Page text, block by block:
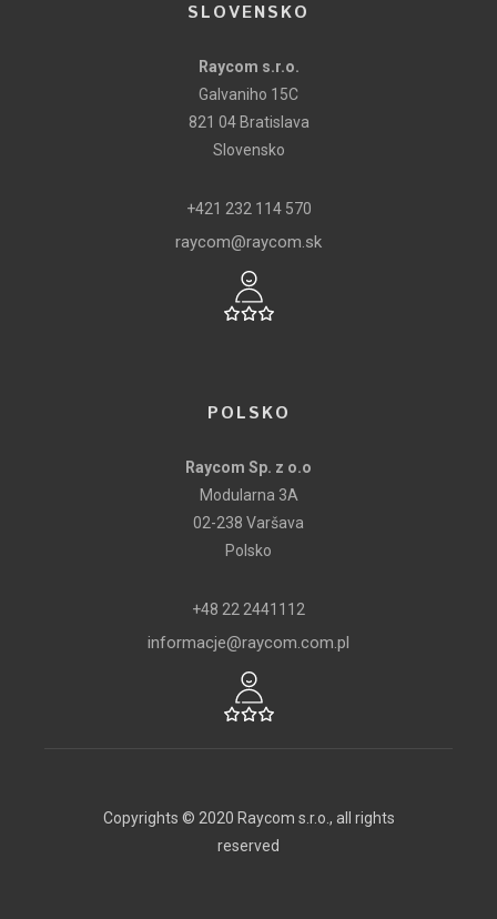
SLOVENSKO
Raycom s.r.o.
Galvaniho 15C
821 04 Bratislava
Slovensko
+421 232 114 570
raycom@raycom.sk
POLSKO
Raycom Sp. z o.o
Modularna 3A
02-238 Varšava
Polsko
+48 22 2441112
informacje@raycom.com.pl
Copyrights © 2020 Raycom s.r.o., all rights
reserved